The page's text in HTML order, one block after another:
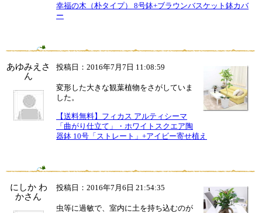
幸福の木（朴タイプ） 8号鉢+ブラウンバスケット鉢カバ
ー
あゆみえさ
ん
投稿日：2016年7月7日 11:08:59
変形した大きな観葉植物をさがしていま
した。
【送料無料】フィカス アルティシーマ
「曲がり仕立て」・ホワイトスクエア陶
器鉢 10号「ストレート」+アイビー寄せ植え
にしか わ
かさん
投稿日：2016年7月6日 21:54:35
虫等に過敏で、室内に土を持ち込むのが